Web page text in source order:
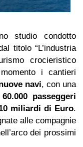
studio condotto
titolo “L’industria
crocieristico
i cantieri
navi, con una
60.000 passeggeri
miliardi di Euro.
alle compagnie
dei prossimi